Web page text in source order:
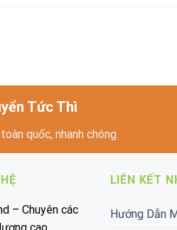
Tức Thì
quốc, nhanh chóng.
– Chuyên các
LIÊN KẾT
Hướng Dẫn